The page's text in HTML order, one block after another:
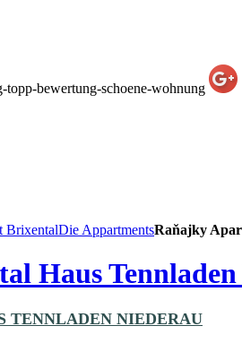
BrixentalDie AppartmentsRaňajky
Haus
TENNLADEN NIEDERAU